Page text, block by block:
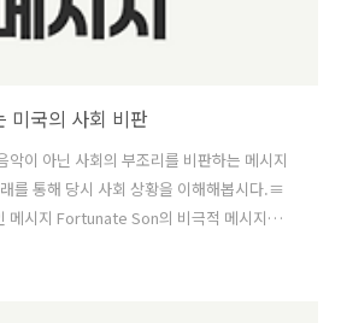
미국의 사회 비판
악이 아닌 사회의 부조리를 비판하는 메시지
를 통해 당시 사회 상황을 이해해봅시다.≡
메시지 Fortunate Son의 비극적 메시지
고백 Have You Ever Seen the Rain의 숨